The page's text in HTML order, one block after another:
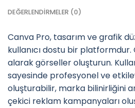
DEĞERLENDIRMELER (0)
Canva Pro, tasarım ve grafik
kullanıcı dostu bir platformdur.
alarak görseller oluşturun.
sayesinde profesyonel ve
oluşturabilir, marka bilinirliğini
çekici reklam kampanyaları